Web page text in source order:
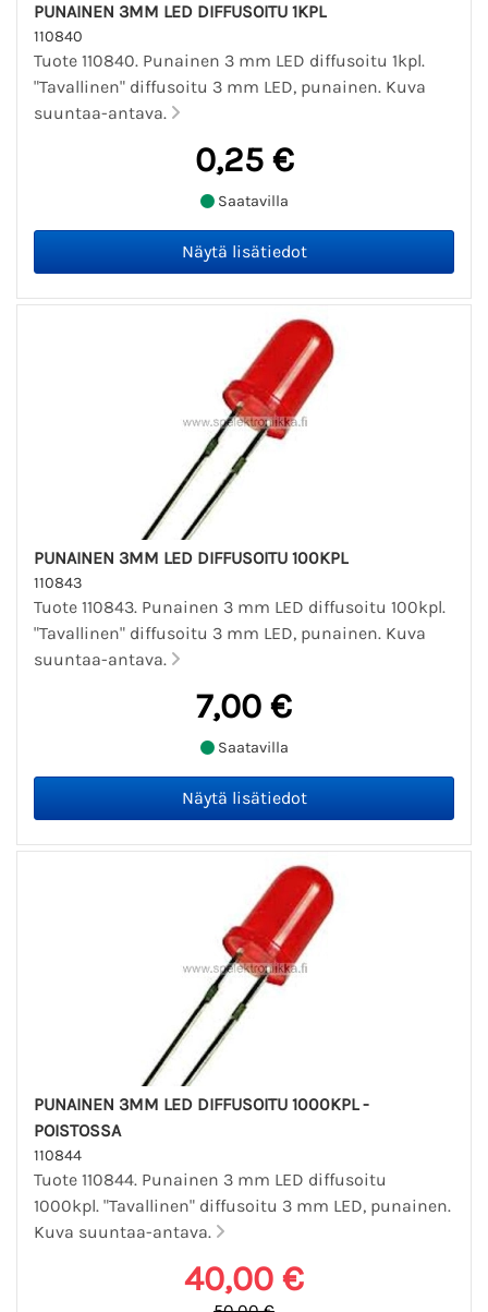
PUNAINEN 3MM LED DIFFUSOITU 1KPL
110840
Tuote 110840. Punainen 3 mm LED diffusoitu 1kpl.
"Tavallinen" diffusoitu 3 mm LED, punainen. Kuva
suuntaa-antava.
0,25 €
Saatavilla
PUNAINEN 3MM LED DIFFUSOITU 100KPL
110843
Tuote 110843. Punainen 3 mm LED diffusoitu 100kpl.
"Tavallinen" diffusoitu 3 mm LED, punainen. Kuva
suuntaa-antava.
7,00 €
Saatavilla
PUNAINEN 3MM LED DIFFUSOITU 1000KPL -
POISTOSSA
110844
Tuote 110844. Punainen 3 mm LED diffusoitu
1000kpl. "Tavallinen" diffusoitu 3 mm LED, punainen.
Kuva suuntaa-antava.
40,00 €